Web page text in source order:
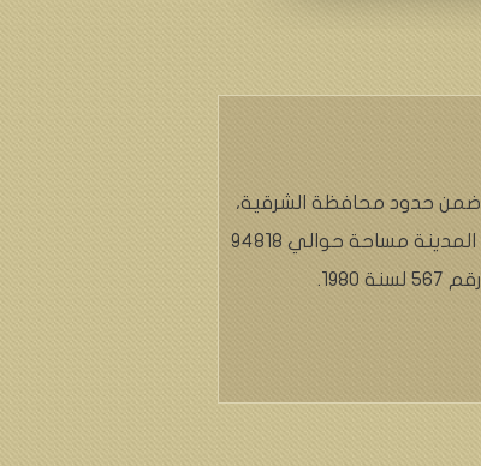
ضمن حدود محافظة الشرقية،
كما تقع المدينة على طريق القاهرة الإسماعيلية الصحراوي وعلى بعد 55 كم من مدينة القاهرة، تشغل المدينة مساحة حوالي 94818